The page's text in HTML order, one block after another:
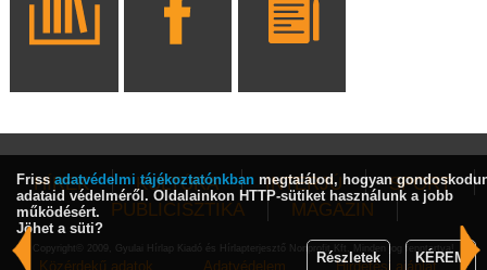
HÍREK KULTÚRA INTERJÚ
SPORT
PUBLICISZTIKA
MAGAZIN
Copyright© 2009, Gyulai Hírlap Kiadó és Hírlapterjesztő Nonprofit Kft. Minden jog fenntartva!
Közérdekű adatok Adatvédelem Hirdetési ajánlat
Friss adatvédelmi tájékoztatónkban megtalálod, hogyan
adataid védelméről. Oldalainkon HTTP-sütiket használunk a jobb
működésért.
Jöhet a süti?
Részletek
KÉREM